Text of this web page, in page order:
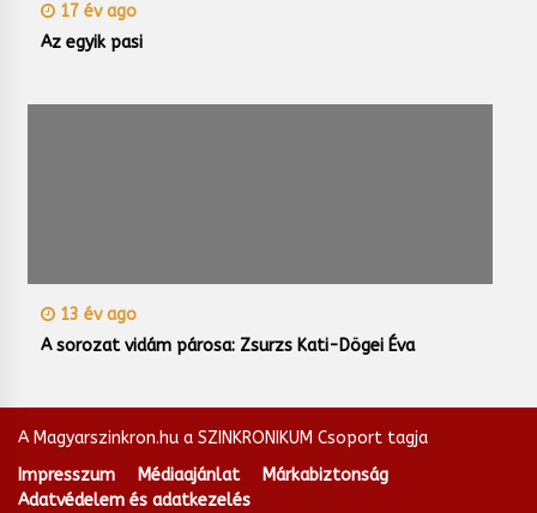
17 év ago
Az egyik pasi
13 év ago
A sorozat vidám párosa: Zsurzs Kati-Dögei Éva
A Magyarszinkron.hu a SZINKRONIKUM Csoport tagja
Impresszum
Médiaajánlat
Márkabiztonság
Adatvédelem és adatkezelés